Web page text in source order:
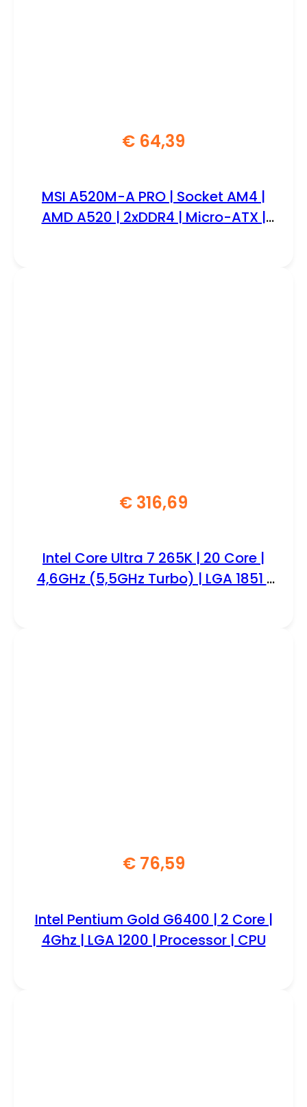
€ 64,39
MSI A520M-A PRO | Socket AM4 |
AMD A520 | 2xDDR4 | Micro-ATX |
€ 316,69
Intel Core Ultra 7 265K | 20 Core |
4,6GHz (5,5GHz Turbo) | LGA 1851 |
€76,59
Intel Pentium Gold G6400 | 2 Core |
4Ghz | LGA 1200 | Processor | CPU